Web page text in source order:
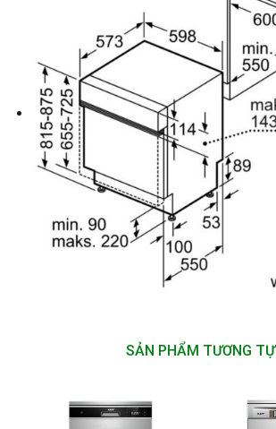
SẢN PHẨM TƯƠNG TỰ